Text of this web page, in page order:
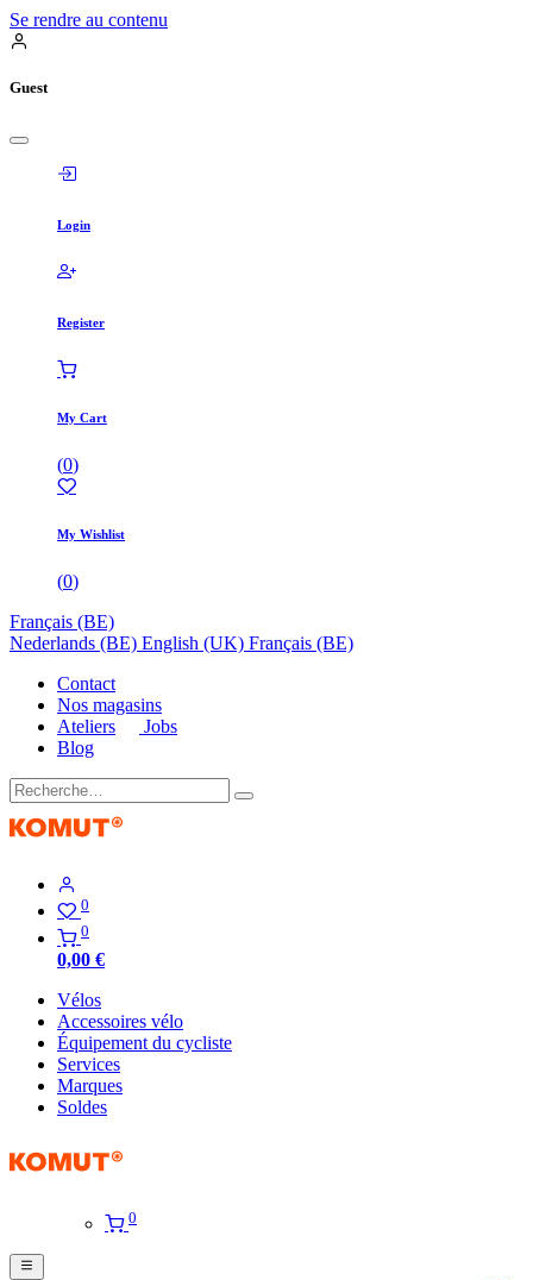
Se rendre au contenu
Guest
Login
Register
My Cart
(0)
My Wishlist
(0)
Français (BE)
Nederlands (BE) English (UK) Français (BE)
Contact
Nos magasins
Ateliers
Jobs
Blog
0
0
0,00 €
Vélos
Accessoires vélo
Équipement du cycliste
Services
Marques
Soldes
0